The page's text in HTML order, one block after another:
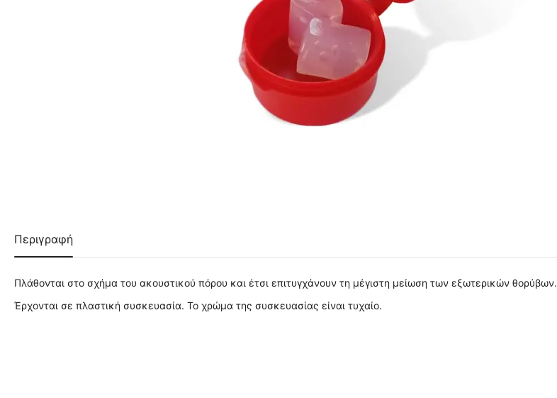
Περιγραφή
Πλάθονται στο σχήμα του ακουστικού πόρου και έτσι επιτυγχάνουν τη μέγιστη μείωση των εξωτερικών θορύβων.
Έρχονται σε πλαστική συσκευασία. Το χρώμα της συσκευασίας είναι τυχαίο.